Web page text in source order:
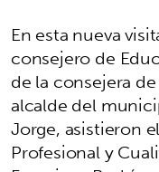
En esta nueva
consejero de
de la consejera
alcalde del
Jorge, asistieron
Profesional y